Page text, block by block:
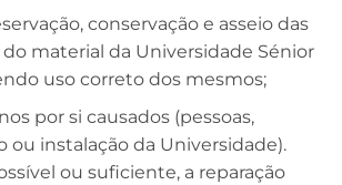
conservação e asseio das
do material da Universidade Sénior
uso correto dos mesmos;
por si causados (pessoas,
instalação da Universidade).
ou suficiente, a reparação